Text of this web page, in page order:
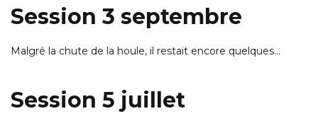
Session 3 septembre
Malgré la chute de la houle, il restait encore quelques…
Session 5 juillet